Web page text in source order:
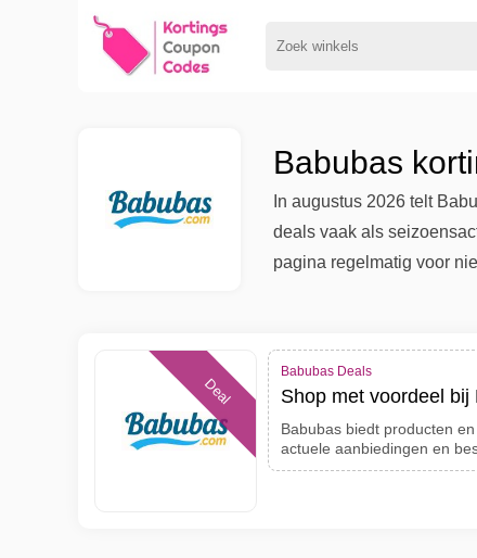
Babubas
In augustus 2026 telt
deals vaak als
pagina regelmatig voor
Deal
Babubas Deals
Shop met voordeel bij
Babubas biedt producten
actuele aanbiedingen en